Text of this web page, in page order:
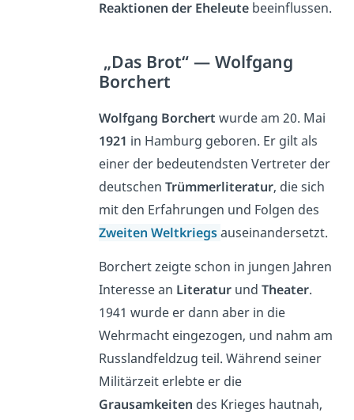
Reaktionen der Eheleute beeinflussen.
„Das Brot“ — Wolfgang
Borchert
Wolfgang Borchert wurde am 20. Mai
1921 in Hamburg geboren. Er gilt als
einer der bedeutendsten Vertreter der
deutschenTrümmerliteratur, die sich
mit den Erfahrungen und Folgen des
Zweiten Weltkriegsauseinandersetzt.
Borchert zeigte schon in jungen Jahren
Interesse an Literatur undTheater.
1941 wurde er dann aber in die
Wehrmacht eingezogen, und nahm am
Russlandfeldzug teil. Während seiner
Militärzeit erlebte er die
Grausamkeiten des Krieges hautnah,